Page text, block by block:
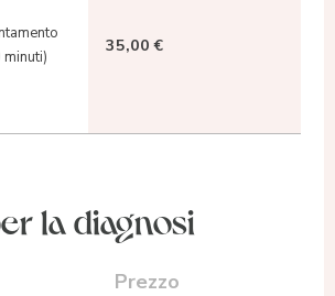
minuti)
35,00 €
la diagnosi
Prezzo